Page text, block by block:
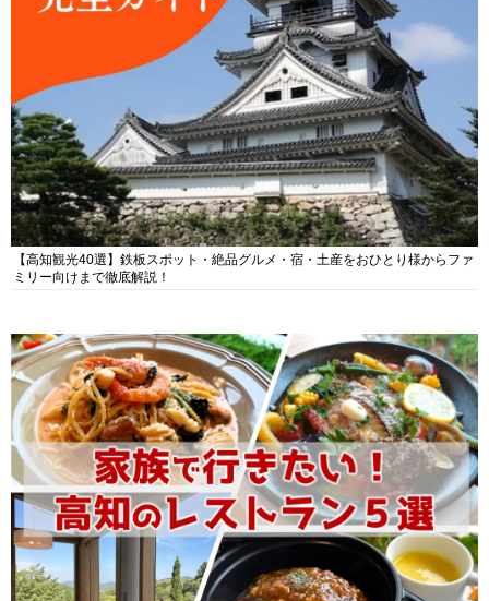
【高知観光40選】鉄板スポット・絶品グルメ・宿・土産をおひとり様からファ
ミリー向けまで徹底解説！